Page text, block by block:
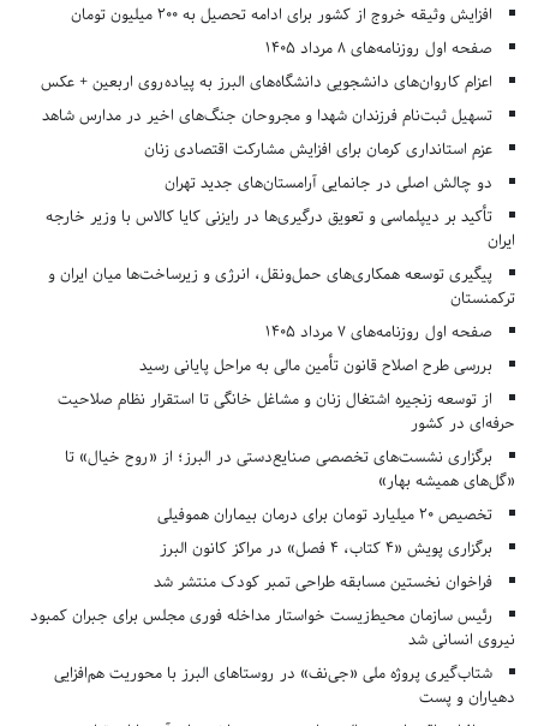
افزایش وثیقه خروج از کشور برای ادامه تحصیل به ۲۰۰ میلیون تومان
صفحه اول روزنامه‌های 8 مرداد 1405
اعزام کاروان‌های دانشجویی دانشگاه‌های البرز به پیاده‌روی اربعین + عکس
تسهیل ثبت‌نام فرزندان شهدا و مجروحان جنگ‌های اخیر در مدارس شاهد
عزم استانداری کرمان برای افزایش مشارکت اقتصادی زنان
دو چالش اصلی در جانمایی آرامستان‌های جدید تهران
تأکید بر دیپلماسی و تعویق درگیری‌ها در رایزنی کایا کالاس با وزیر خارجه
ایران
پیگیری توسعه همکاری‌های حمل‌ونقل، انرژی و زیرساخت‌ها میان ایران و
ترکمنستان
صفحه اول روزنامه‌های 7 مرداد 1405
بررسی طرح اصلاح قانون تأمین مالی به مراحل پایانی رسید
از توسعه زنجیره اشتغال زنان و مشاغل خانگی تا استقرار نظام صلاحیت
حرفه‌ای در کشور
برگزاری نشست‌های تخصصی صنایع‌دستی در البرز؛ از «روح خیال» تا
«گل‌های همیشه بهار»
تخصیص ۲۰ میلیارد تومان برای درمان بیماران هموفیلی
برگزاری پویش «۴ کتاب، ۴ فصل» در مراکز کانون البرز
فراخوان نخستین مسابقه طراحی تمبر کودک منتشر شد
رئیس سازمان محیط‌زیست خواستار مداخله فوری مجلس برای جبران کمبود
نیروی انسانی شد
شتاب‌گیری پروژه ملی «جی‌نف» در روستاهای البرز با محوریت هم‌افزایی
دهیاران و پست